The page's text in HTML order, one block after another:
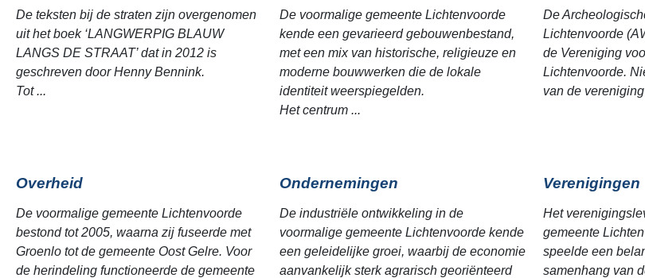
De teksten bij de straten zijn overgenomen
uit het boek ‘LANGWERPIG BLAUW
LANGS DE STRAAT’ dat in 2012 is
geschreven door Henny Bennink.
Tot ...
De voormalige gemeente Lichtenvoorde
kende een gevarieerd gebouwenbestand,
met een mix van historische, religieuze en
moderne bouwwerken die de lokale
identiteit weerspiegelden.
Het centrum ...
De
Lichtenvoorde
de Vereniging
Lichtenvoorde.
van de
Overheid
De voormalige gemeente Lichtenvoorde
bestond tot 2005, waarna zij fuseerde met
Groenlo tot de gemeente Oost Gelre. Voor
de herindeling functioneerde de gemeente
Ondernemingen
De industriële ontwikkeling in de
voormalige gemeente Lichtenvoorde kende
een geleidelijke groei, waarbij de economie
aanvankelijk sterk agrarisch georiënteerd
Verenigingen
Het
gemeente
speelde een
samenhang van